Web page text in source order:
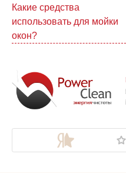
Навигация
по
записям
Какие средства
использовать для мойки
окон?